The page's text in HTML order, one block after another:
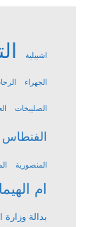
اشبيلية
الجهراء
الصليبخات
الفنطاس
المنصورية
ام
بدالة وزارة